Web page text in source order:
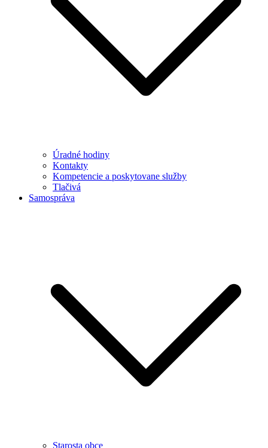
Úradné hodiny
Kontakty
Kompetencie a poskytovane služby
Tlačivá
Samospráva
Starosta obce